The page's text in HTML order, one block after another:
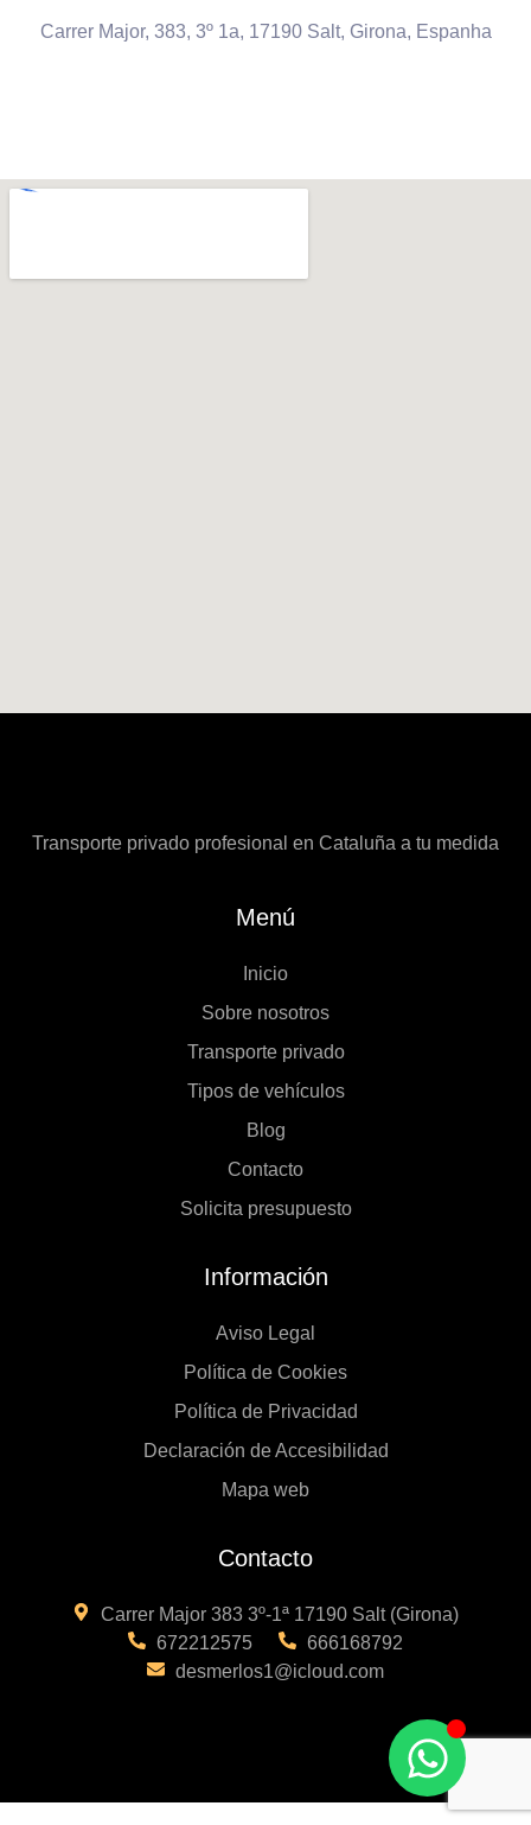
Carrer Major, 383, 3º 1a, 17190 Salt, Girona, Espanha
Transporte privado profesional en Cataluña a tu medida
Menú
Inicio
Sobre nosotros
Transporte privado
Tipos de vehículos
Blog
Contacto
Solicita presupuesto
Información
Aviso Legal
Política de Cookies
Política de Privacidad
Declaración de Accesibilidad
Mapa web
Contacto
Carrer Major 383 3º-1ª 17190 Salt (Girona)
672212575
666168792
desmerlos1@icloud.com